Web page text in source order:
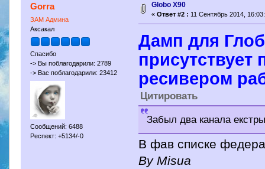
Gorra
ЗАМ Админа
Аксакал
Спасибо
-> Вы поблагодарили: 2789
-> Вас поблагодарили: 23412
Сообщений: 6488
Респект: +5134/-0
Globo X90
« Ответ #2 : 11 Сентябрь 2014,
Дамп для
присутствует
ресивером
Цитировать
Забыл два канала
В фав списке
By Misua